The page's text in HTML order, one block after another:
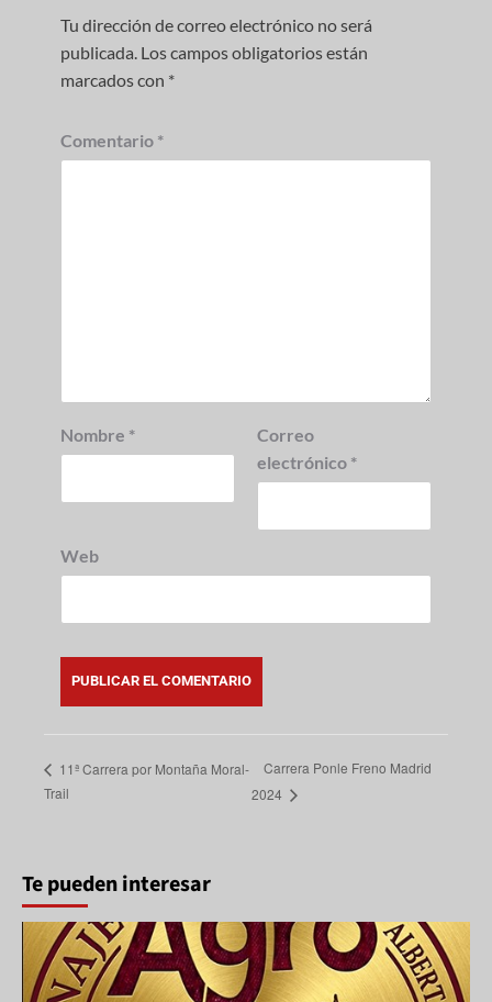
Tu dirección de correo electrónico no será
publicada. Los campos obligatorios están
marcados con *
Comentario *
Nombre *
Correo
electrónico *
Web
11ª Carrera por Montaña Moral-
Trail
Carrera Ponle Freno Madrid
2024
Te pueden interesar